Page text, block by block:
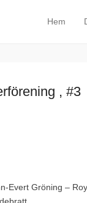
Primary
Skip to
Hem
, #3
Evert Gröning –